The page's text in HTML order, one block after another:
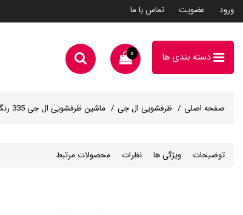
ورود عضویت تماس با ما
دسته بندی ها ۰
صفحه اصلی ظرفشویی ال جی ماشین ظرفشویی ال جی 335 رنگ دودی مدل DFC335HM
توضیحات ویژگی ها نظرات محصولات مرتبط